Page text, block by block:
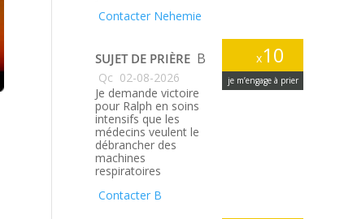
Contacter Nehemie
x10
je m’engage à prier
SUJET DE PRIÈRE B
Qc 02-08-2026
Je demande victoire
pour Ralph en soins
intensifs que les
médecins veulent le
débrancher des
machines
respiratoires
Contacter B